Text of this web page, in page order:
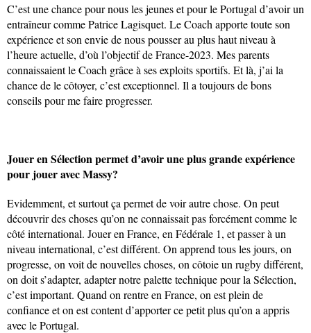
C’est une chance pour nous les jeunes et pour le Portugal d’avoir un
entraîneur comme Patrice Lagisquet. Le Coach apporte toute son
expérience et son envie de nous pousser au plus haut niveau à
l’heure actuelle, d’où l’objectif de France-2023. Mes parents
connaissaient le Coach grâce à ses exploits sportifs. Et là, j’ai la
chance de le côtoyer, c’est exceptionnel. Il a toujours de bons
conseils pour me faire progresser.
Jouer en Sélection permet d’avoir une plus grande expérience
pour jouer avec Massy?
Evidemment, et surtout ça permet de voir autre chose. On peut
découvrir des choses qu’on ne connaissait pas forcément comme le
côté international. Jouer en France, en Fédérale 1, et passer à un
niveau international, c’est différent. On apprend tous les jours, on
progresse, on voit de nouvelles choses, on côtoie un rugby différent,
on doit s’adapter, adapter notre palette technique pour la Sélection,
c’est important. Quand on rentre en France, on est plein de
confiance et on est content d’apporter ce petit plus qu’on a appris
avec le Portugal.